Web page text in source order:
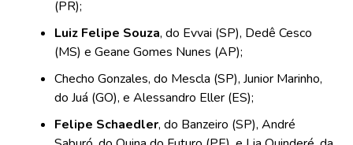
(PR);
Luiz Felipe Souza, do Evvai (SP), Dedê Cesco
(MS) e Geane Gomes Nunes (AP);
Checho Gonzales, do Mescla (SP), Junior Marinho,
do Juá (GO), e Alessandro Eller (ES);
Felipe Schaedler, do Banzeiro (SP), André